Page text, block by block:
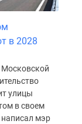
в 2028
улицы
в своем
мэр